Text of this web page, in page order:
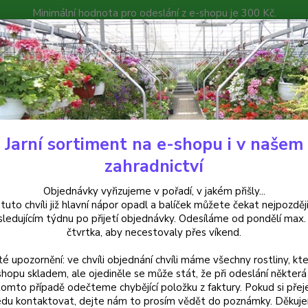
Minimální hodnota pro odeslání z e-shopu je 300 Kč.
můžete čekat nejpozději v následujícím týdnu po přijetí
Poradna Kontakty
Hledat
Hemerocallis - Denivky Hemerocallis Double Fire Cracker - cena za
Double Fire Cracker -
Jarní sortiment na e-shopu i v našem
zahradnictví
Objednávky vyřizujeme v pořadí, v jakém přišly...
chvíli již hlavní nápor opadl a balíček můžete čekat
týdnu po přijetí objednávky. Odesíláme od pondělí
čtvrtka, aby necestovaly přes víkend.
upozornění: ve chvíli objednání chvíli máme všechny rostliny,
skladem, ale ojediněle se může stát, že při odeslání některá
případě odečteme chybějící položku z faktury. Pokud si
kontaktovat, dejte nám to prosím vědět do poznámky.